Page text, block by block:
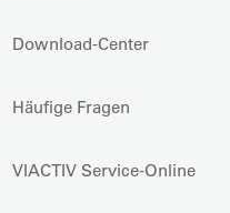
Download-Center
Häufige Fragen
VIACTIV Service-Online